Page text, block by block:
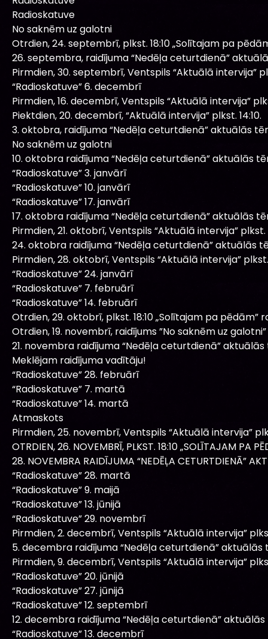
Radioskatuve
No saknēm uz galotni
Otrdien, 24. septembrī, plkst. 18:10 „Solītajam pa
26. septembra, raidījuma “Nedēļa ceturtdienā”
Pirmdien, 30. septembrī, Ventspils “Aktuālā intervija”
“Radioskatuve” 6. decembrī
Pirmdien, 16. decembrī, Ventspils “Aktuālā intervija”
Piektdien, 20. decembrī, “Aktuālā intervija” plkst. 14:10.
3. oktobra, raidījuma “Nedēļa ceturtdienā” aktuālās
No saknēm uz galotni
10. oktobra raidījuma “Nedēļa ceturtdienā” aktuālās
“Radioskatuve” 3. janvārī
“Radioskatuve” 10. janvārī
“Radioskatuve” 17. janvārī
17. oktobra raidījuma “Nedēļa ceturtdienā” aktuālās
Pirmdien, 21. oktobrī, Ventspils “Aktuālā intervija” plkst.
24. oktobra raidījuma “Nedēļa ceturtdienā” aktuālās
Pirmdien, 28. oktobrī, Ventspils “Aktuālā intervija” plkst.
“Radioskatuve” 24. janvārī
“Radioskatuve” 7. februārī
“Radioskatuve” 14. februārī
Otrdien, 29. oktobrī, plkst. 18:10 „Solītajam pa pēdām”
Otrdien, 19. novembrī, raidījums ”No saknēm uz galotni”
21. novembra raidījuma “Nedēļa ceturtdienā” aktuālās
Meklējam raidījuma vadītāju!
“Radioskatuve” 28. februārī
“Radioskatuve” 7. martā
“Radioskatuve” 14. martā
Atmaskots
Pirmdien, 25. novembrī, Ventspils “Aktuālā intervija”
OTRDIEN, 26. NOVEMBRĪ, PLKST. 18:10 „SOLĪTAJAM PA
28. NOVEMBRA RAIDĪJUMA “NEDĒĻA CETURTDIENĀ”
“Radioskatuve” 28. martā
“Radioskatuve” 9. maijā
“Radioskatuve” 13. jūnijā
“Radioskatuve” 29. novembrī
Pirmdien, 2. decembrī, Ventspils “Aktuālā intervija”
5. decembra raidījuma “Nedēļa ceturtdienā” aktuālās
Pirmdien, 9. decembrī, Ventspils “Aktuālā intervija”
“Radioskatuve” 20. jūnijā
“Radioskatuve” 27. jūnijā
“Radioskatuve” 12. septembrī
12. decembra raidījuma “Nedēļa ceturtdienā”
“Radioskatuve” 13. decembrī